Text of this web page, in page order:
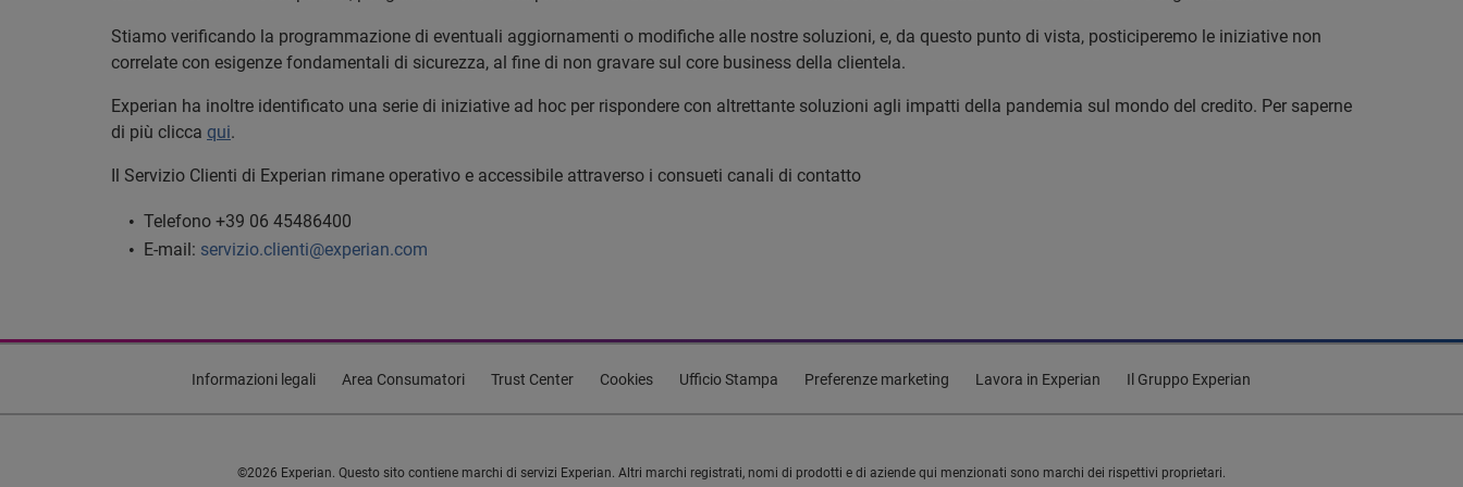
Stiamo verificando la programmazione di eventuali aggiornamenti o modifiche alle nostre soluzioni, e, da questo punto di vista, posticiperemo le iniziative non
correlate con esigenze fondamentali di sicurezza, al fine di non gravare sul core business della clientela.
Experian ha inoltre identificato una serie di iniziative ad hoc per rispondere con altrettante soluzioni agli impatti della pandemia sul mondo del credito. Per saperne
di più clicca qui.
Il Servizio Clienti di Experian rimane operativo e accessibile attraverso i consueti canali di contatto
Telefono +39 06 45486400
E-mail: servizio.clienti@experian.com
Informazioni legali Area Consumatori Trust Center Cookies Ufficio Stampa Preferenze marketing Lavora in Experian Il Gruppo Experian
©2026 Experian. Questo sito contiene marchi di servizi Experian. Altri marchi registrati, nomi di prodotti e di aziende qui menzionati sono marchi dei rispettivi proprietari.